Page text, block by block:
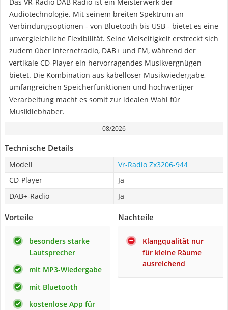
Audiotechnologie. Mit seinem breiten Spektrum an
Verbindungsoptionen - von Bluetooth bis USB - bietet es eine
unvergleichliche Flexibilität. Seine Vielseitigkeit erstreckt sich
zudem über Internetradio, DAB+ und FM, während der
vertikale CD-Player ein hervorragendes Musikvergnügen
bietet. Die Kombination aus kabelloser Musikwiedergabe,
umfangreichen Speicherfunktionen und hochwertiger
Verarbeitung macht es somit zur idealen Wahl für
Musikliebhaber.
08/2026
Technische Details
Modell
Vr-Radio Zx3206-944
CD-Player
Ja
DAB+-Radio
Ja
Vorteile
besonders starke
Lautsprecher
mit MP3-Wiedergabe
mit Bluetooth
kostenlose App für
Nachteile
Klangqualität nur
für kleine Räume
ausreichend